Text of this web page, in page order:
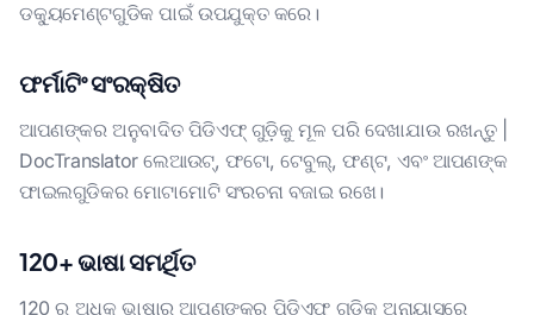
ଡକ୍ୟୁମେଣ୍ଟଗୁଡିକ ପାଇଁ ଉପଯୁକ୍ତ କରେ।
ଫର୍ମାଟିଂ ସଂରକ୍ଷିତ
ଆପଣଙ୍କର ଅନୁବାଦିତ ପିଡିଏଫ୍ ଗୁଡ଼ିକୁ ମୂଳ ପରି ଦେଖାଯାଉ ରଖନ୍ତୁ |
DocTranslator ଲେଆଉଟ୍, ଫଟୋ, ଟେବୁଲ୍, ଫଣ୍ଟ, ଏବଂ ଆପଣଙ୍କ
ଫାଇଲଗୁଡିକର ମୋଟାମୋଟି ସଂରଚନା ବଜାଇ ରଖେ।
120+ ଭାଷା ସମର୍ଥିତ
120 ରୁ ଅଧିକ ଭାଷାରୁ ଆପଣଙ୍କର ପିଡିଏଫ୍ ଗୁଡ଼ିକୁ ଅନାୟାସରେ